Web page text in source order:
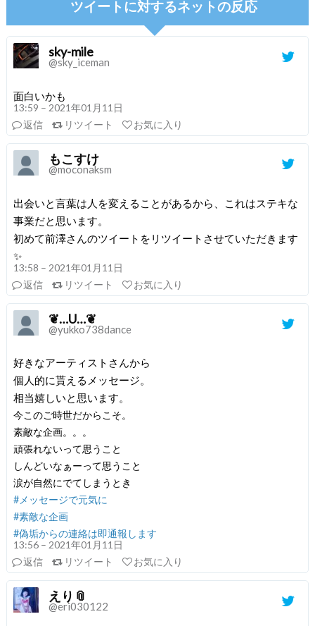
ツイートに対するネットの反応
sky-mile
@sky_iceman
面白いかも
13:59 – 2021年01月11日
返信
リツイート お気に入り
もこすけ
@moconaksm
出会いと言葉は人を変えることがあるから、これはステキな
事業だと思います。
初めて前澤さんのツイートをリツイートさせていただきます
✨
13:58 – 2021年01月11日
返信
リツイート お気に入り
❦…U…❦
@yukko738dance
好きなアーティストさんから
個人的に貰えるメッセージ。
相当嬉しいと思います。
今このご時世だからこそ。
素敵な企画。。。
頑張れないって思うこと
しんどいなぁーって思うこと
涙が自然にでてしまうとき
#メッセージで元気に
#素敵な企画
#偽垢からの連絡は即通報します
13:56 – 2021年01月11日
返信
リツイート お気に入り
えり📎
@eri030122